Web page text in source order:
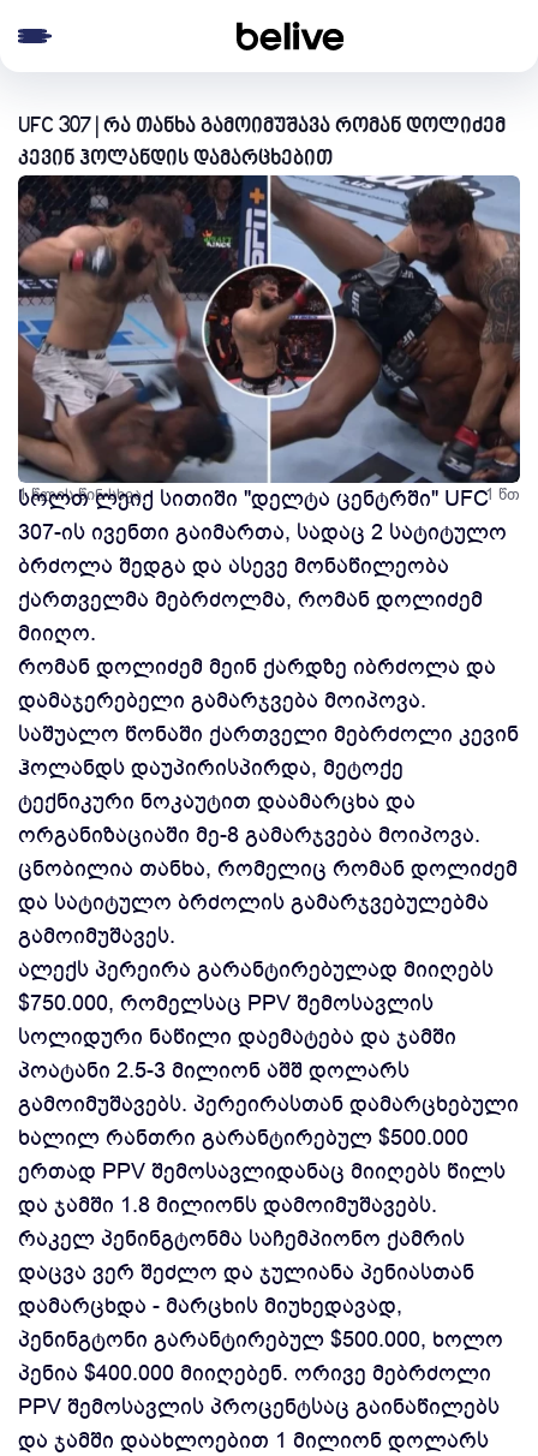
UFC 307 | რა თანხა გამოიმუშავა რომან დოლიძემ
კევინ ჰოლანდის დამარცხებით
1 წლის წინ სხვა 1 წთ
სოლთ ლეიქ სითიში "დელტა ცენტრში" UFC
307-ის ივენთი გაიმართა, სადაც 2 სატიტულო
ბრძოლა შედგა და ასევე მონაწილეობა
ქართველმა მებრძოლმა, რომან დოლიძემ
მიიღო.
რომან დოლიძემ მეინ ქარდზე იბრძოლა და
დამაჯერებელი გამარჯვება მოიპოვა.
საშუალო წონაში ქართველი მებრძოლი კევინ
ჰოლანდს დაუპირისპირდა, მეტოქე
ტექნიკური ნოკაუტით დაამარცხა და
ორგანიზაციაში მე-8 გამარჯვება მოიპოვა.
ცნობილია თანხა, რომელიც რომან დოლიძემ
და სატიტულო ბრძოლის გამარჯვებულებმა
გამოიმუშავეს.
ალექს პერეირა გარანტირებულად მიიღებს
$750.000, რომელსაც PPV შემოსავლის
სოლიდური ნაწილი დაემატება და ჯამში
პოატანი 2.5-3 მილიონ აშშ დოლარს
გამოიმუშავებს. პერეირასთან დამარცხებული
ხალილ რანთრი გარანტირებულ $500.000
ერთად PPV შემოსავლიდანაც მიიღებს წილს
და ჯამში 1.8 მილიონს დამოიმუშავებს.
რაკელ პენინგტონმა საჩემპიონო ქამრის
დაცვა ვერ შეძლო და ჯულიანა პენიასთან
დამარცხდა - მარცხის მიუხედავად,
პენინგტონი გარანტირებულ $500.000, ხოლო
პენია $400.000 მიიღებენ. ორივე მებრძოლი
PPV შემოსავლის პროცენტსაც გაინაწილებს
და ჯამში დაახლოებით 1 მილიონ დოლარს